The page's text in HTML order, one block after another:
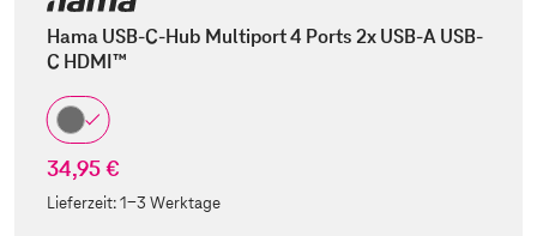
Hama USB-C-Hub Multiport 4 Ports 2x USB-A USB-
C HDMI™
34,95 €
Lieferzeit:1-3 Werktage